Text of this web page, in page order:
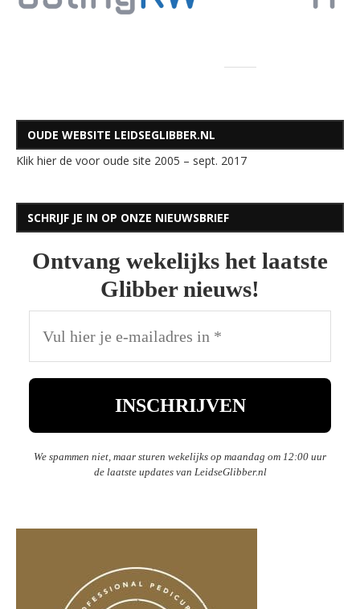
OUDE WEBSITE LEIDSEGLIBBER.NL
Klik hier de voor oude site 2005 – sept. 2017
SCHRIJF JE IN OP ONZE NIEUWSBRIEF
Ontvang wekelijks het laatste
Glibber nieuws!
We spammen niet, maar sturen wekelijks op maandag om 12:00 uur
de laatste updates van LeidseGlibber.nl